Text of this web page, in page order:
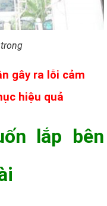
gây ra lỗi cảm
hiệu quả
lắp bên